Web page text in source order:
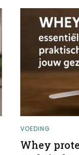
VOEDING
Whey